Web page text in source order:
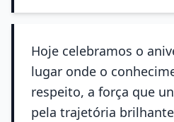
Hoje celebramos o
lugar onde o
respeito, a força que
pela trajetória